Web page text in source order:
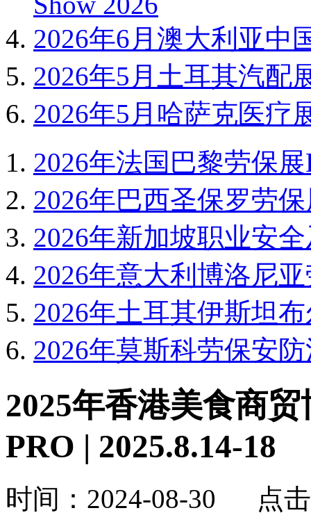
2026年6月澳大利亚中
2026年5月土耳其汽配
2026年5月哈萨克医疗
2026年法国巴黎劳保
2026年巴西圣保罗劳保
2026年新加坡职业安
2026年意大利博洛尼
2026年土耳其伊斯坦
2026年莫斯科劳保安
2025年香港美食商
PRO | 2025.8.14-18
时间：2024-08-30 点